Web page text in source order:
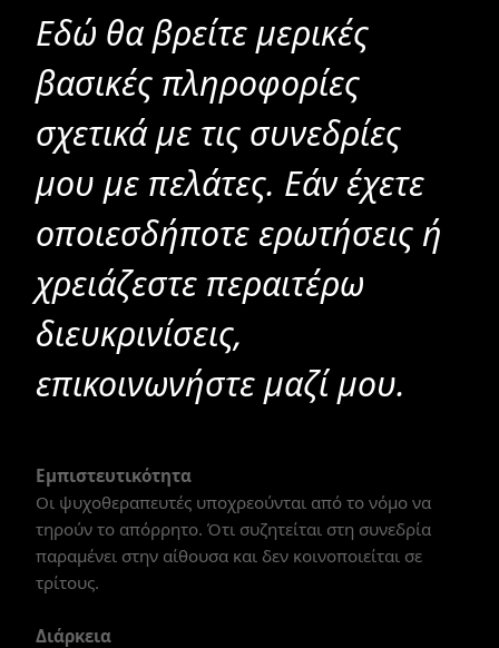
Εδώ θα βρείτε μερικές
βασικές πληροφορίες
σχετικά με τις συνεδρίες
μου με πελάτες. Εάν έχετε
οποιεσδήποτε ερωτήσεις ή
χρειάζεστε περαιτέρω
διευκρινίσεις,
επικοινωνήστε μαζί μου.
Εμπιστευτικότητα
Οι ψυχοθεραπευτές υποχρεούνται από το νόμο να
τηρούν το απόρρητο. Ότι συζητείται στη συνεδρία
παραμένει στην αίθουσα και δεν κοινοποιείται σε
τρίτους.
Διάρκεια